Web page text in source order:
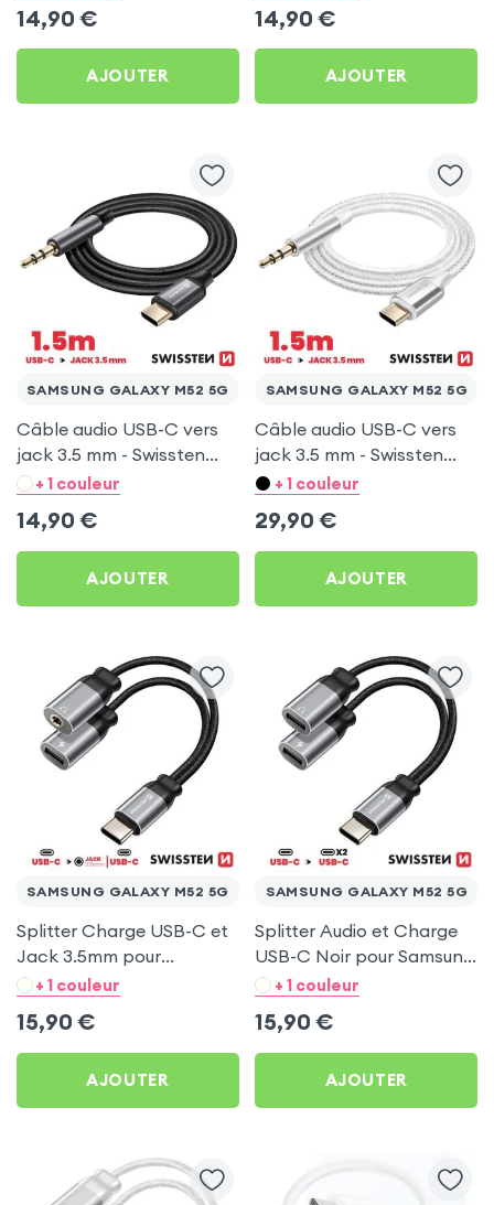
14,90 €
AJOUTER
14,90 €
AJOUTER
SAMSUNG GALAXY M52 5G
Câble audio USB-C vers
jack 3.5 mm - Swissten
Noir 1.5 m pour Samsung
+ 1 couleur
14,90 €
AJOUTER
SAMSUNG GALAXY M52 5G
Câble audio USB-C vers
jack 3.5 mm - Swissten
Blanc 1.5 m pour Samsung
+ 1 couleur
29,90 €
AJOUTER
SAMSUNG GALAXY M52 5G
Splitter Charge USB-C et
Jack 3.5mm pour
Samsung Galaxy M52 5G
+ 1 couleur
15,90 €
AJOUTER
SAMSUNG GALAXY M52 5G
Splitter Audio et Charge
USB-C Noir pour Samsung
Galaxy M52 5G
+ 1 couleur
15,90 €
AJOUTER